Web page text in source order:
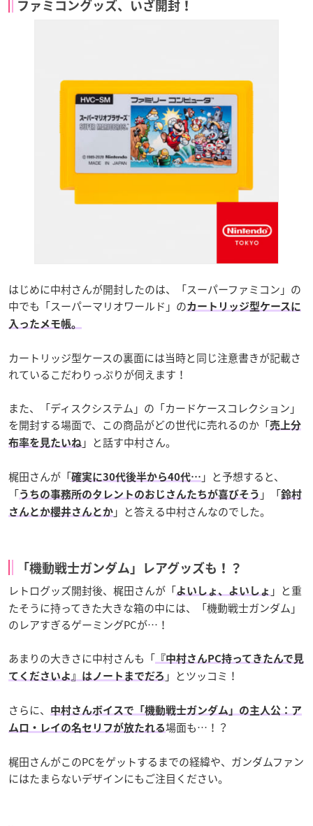
ファミコングッズ、いざ開封！
はじめに中村さんが開封したのは、「スーパーファミコン」の
中でも「スーパーマリオワールド」のカートリッジ型ケースに
入ったメモ帳。
カートリッジ型ケースの裏面には当時と同じ注意書きが記載さ
れているこだわりっぷりが伺えます！
また、「ディスクシステム」の「カードケースコレクション」
を開封する場面で、この商品がどの世代に売れるのか「売上分
布率を見たいね 」と話す中村さん。
梶田さんが「確実に30代後半から40代… 」と予想すると、
「うちの事務所のタレントのおじさんたちが喜びそう 」「鈴村
さんとか櫻井さんとか 」と答える中村さんなのでした。
「機動戦士ガンダム」レアグッズも！？
レトログッズ開封後、梶田さんが「よいしょ、よいしょ 」と重
たそうに持ってきた大きな箱の中には、「機動戦士ガンダム」
のレアすぎるゲーミングPCが…！
あまりの大きさに中村さんも「 『中村さんPC持ってきたんで見
てくださいよ』はノートまでだろ 」とツッコミ！
さらに、
中村さんボイスで「機動戦士ガンダム」の主人公：ア
ムロ・レイの名セリフが放たれる場面も…！？
梶田さんがこのPCをゲットするまでの経緯や、ガンダムファン
にはたまらないデザインにもご注目ください。